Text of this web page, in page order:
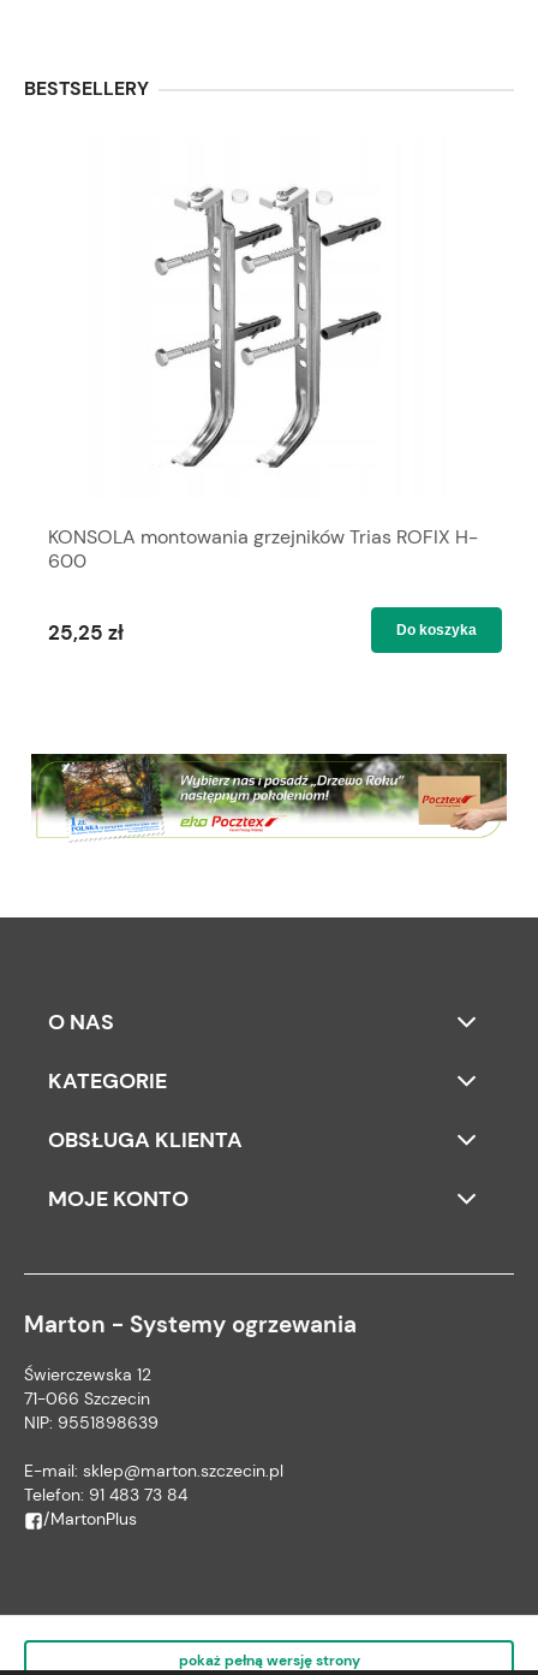
BESTSELLERY
KONSOLA montowania grzejników Trias ROFIX H-
600
25,25 zł Do koszyka
O NAS
KATEGORIE
OBSŁUGA KLIENTA
MOJE KONTO
Marton - Systemy ogrzewania
Świerczewska 12
71-066 Szczecin
NIP: 9551898639
E-mail: sklep@marton.szczecin.pl
Telefon: 91 483 73 84
/MartonPlus
pokaż pełną wersję strony